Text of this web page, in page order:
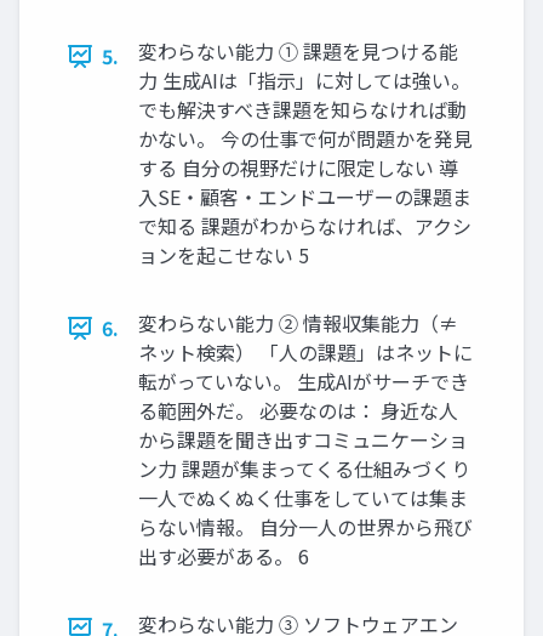
5.
変わらない能力 ① 課題を見つける能
力 生成AIは「指示」に対しては強い。
でも解決すべき課題を知らなければ動
かない。 今の仕事で何が問題かを発見
する 自分の視野だけに限定しない 導
入SE・顧客・エンドユーザーの課題ま
で知る 課題がわからなければ、アクシ
ョンを起こせない 5
6.
変わらない能力 ② 情報収集能力（≠
ネット検索） 「人の課題」はネットに
転がっていない。 生成AIがサーチでき
る範囲外だ。 必要なのは： 身近な人
から課題を聞き出すコミュニケーショ
ン力 課題が集まってくる仕組みづくり
一人でぬくぬく仕事をしていては集ま
らない情報。 自分一人の世界から飛び
出す必要がある。 6
7.
変わらない能力 ③ ソフトウェアエン